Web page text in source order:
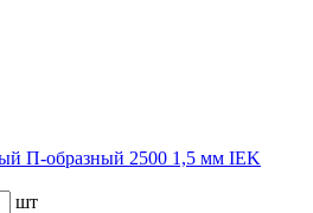
П-образный 2500 1,5 мм IEK
шт